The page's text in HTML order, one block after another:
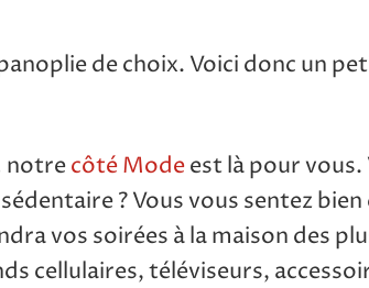
de choix. Voici donc un
notrecôté Modeest là pour
? Vous vous sentez
vos soirées à la maison des
cellulaires, téléviseurs,